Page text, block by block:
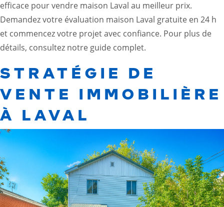
efficace pour vendre maison Laval au meilleur prix.
Demandez votre évaluation maison Laval gratuite en 24 h
et commencez votre projet avec confiance. Pour plus de
détails, consultez notre guide complet.
STRATÉGIE DE
VENTE IMMOBILIÈRE
À LAVAL